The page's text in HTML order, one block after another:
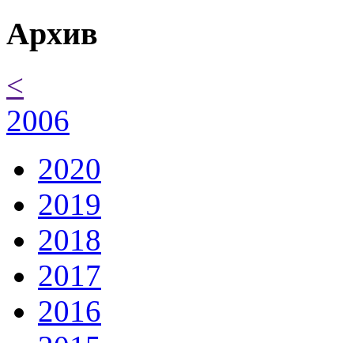
Архив
<
2006
2020
2019
2018
2017
2016